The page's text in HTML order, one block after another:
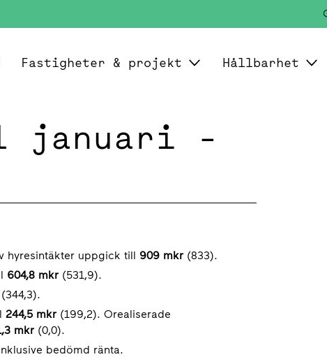
Fastigheter & projekt Hållbarhet
januari -
hyresintäkter uppgick till 909 mkr (833).
604,8 mkr (531,9).
(344,3).
244,5 mkr (199,2). Orealiserade
mkr (0,0).
bedömd ränta.